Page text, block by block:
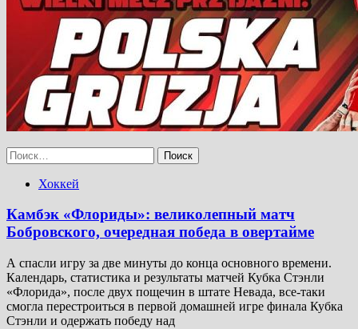
Найти:
Хоккей
Камбэк «Флориды»: великолепный матч
Бобровского, очередная победа в овертайме
А спасли игру за две минуты до конца основного времени.
Календарь, статистика и результаты матчей Кубка Стэнли
«Флорида», после двух пощечин в штате Невада, все-таки
смогла перестроиться в первой домашней игре финала Кубка
Стэнли и одержать победу над